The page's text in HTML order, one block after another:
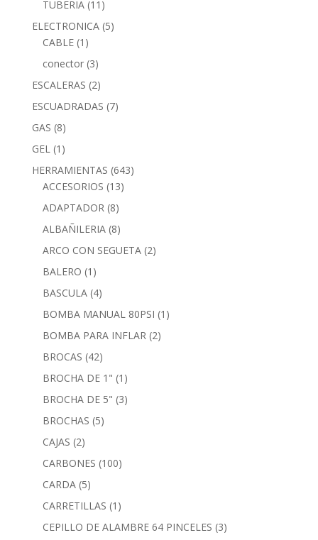
TUBERIA (11)
ELECTRONICA (5)
CABLE (1)
conector (3)
ESCALERAS (2)
ESCUADRADAS (7)
GAS (8)
GEL (1)
HERRAMIENTAS (643)
ACCESORIOS (13)
ADAPTADOR (8)
ALBAÑILERIA (8)
ARCO CON SEGUETA (2)
BALERO (1)
BASCULA (4)
BOMBA MANUAL 80PSI (1)
BOMBA PARA INFLAR (2)
BROCAS (42)
BROCHA DE 1" (1)
BROCHA DE 5" (3)
BROCHAS (5)
CAJAS (2)
CARBONES (100)
CARDA (5)
CARRETILLAS (1)
CEPILLO DE ALAMBRE 64 PINCELES (3)